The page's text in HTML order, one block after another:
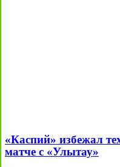
«Каспий» избежал
матче с «Улытау»